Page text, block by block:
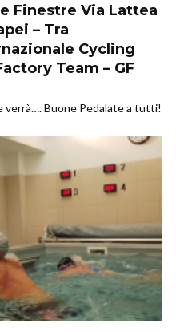
Finestre Via Lattea
– Tra
Cycling
Team – GF
verrà…. Buone Pedalate a tutti!